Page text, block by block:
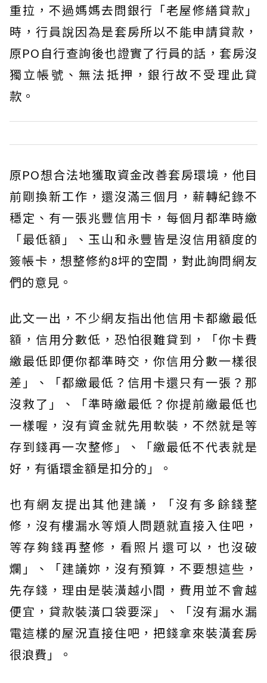
重拉，不過媽媽去問銀行「老屋修繕貸款」
時，行員說因為是套房所以不能申請貸款，
原PO自行查詢後也證實了行員的話，套房沒
獨立帳號、無法抵押，銀行故不受理此貸
款。
原PO想合法地獲取資金改善套房環境，他目
前剛換新工作，還沒滿三個月，薪轉紀錄不
穩定、有一張兆豐信用卡，每個月都準時繳
「最低額」、玉山和永豐皆是沒信用額度的
簽帳卡，想整修約8坪的空間，對此詢問網友
們的意見。
此文一出，不少網友指出他信用卡都繳最低
額，信用分數低，恐怕很難貸到，「你卡費
繳最低即便你都準時交，你信用分數一樣很
差」、「都繳最低？信用卡還只有一張？那
沒救了」、「準時繳最低？你提前繳最低也
一樣喔，沒有資金就先用軟裝，不然就是等
存到錢再一次整修」、「繳最低不代表就是
好，有循環金額是扣分的」。
也有網友提出其他建議，「沒有多餘錢整
修，沒有樓漏水等煩人問題就直接入住吧，
等存夠錢再整修，看照片還可以，也沒破
爛」、「建議妳，沒有預算，不要想這些，
先存錢，理由是裝潢越小間，費用並不會越
便宜，貸款裝潢口袋要深」、「沒有漏水漏
電這樣的屋況直接住吧，把錢拿來裝潢套房
很浪費」。